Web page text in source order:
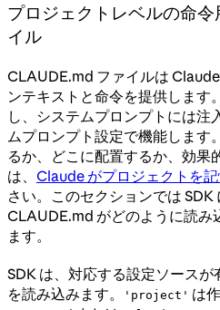
プロジェクトレベルの命
イル
CLAUDE.md ファイルは
ンテキストと命令を提供します
し、システムプロンプトには注
ムプロンプト設定で機能しま
るか、どこに配置するか、効果
は、 Claude がプロジェクトを
さい。このセクションでは SDK
CLAUDE.md がどのように読み
ます。
SDK は、対応する設定ソース
を読み込みます。
'project' は